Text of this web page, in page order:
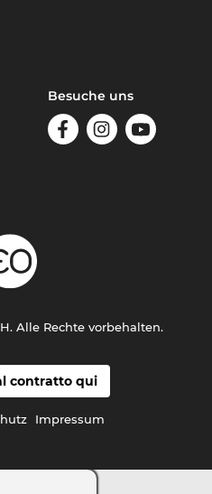
Besuche uns
contratto qui
Impressum
Alle Rechte vorbehalten.